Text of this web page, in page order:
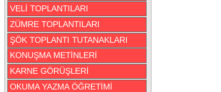
VELİ TOPLANTILARI
ZÜMRE TOPLANTILARI
ŞÖK TOPLANTI TUTANAKLARI
KONUŞMA METİNLERİ
KARNE GÖRÜŞLERİ
OKUMA YAZMA ÖĞRETİMİ